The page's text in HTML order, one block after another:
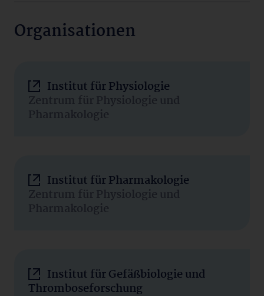
Organisationen
Institut für Physiologie
Zentrum für Physiologie und
Pharmakologie
Institut für Pharmakologie
Zentrum für Physiologie und
Pharmakologie
Institut für Gefäßbiologie und
Thromboseforschung